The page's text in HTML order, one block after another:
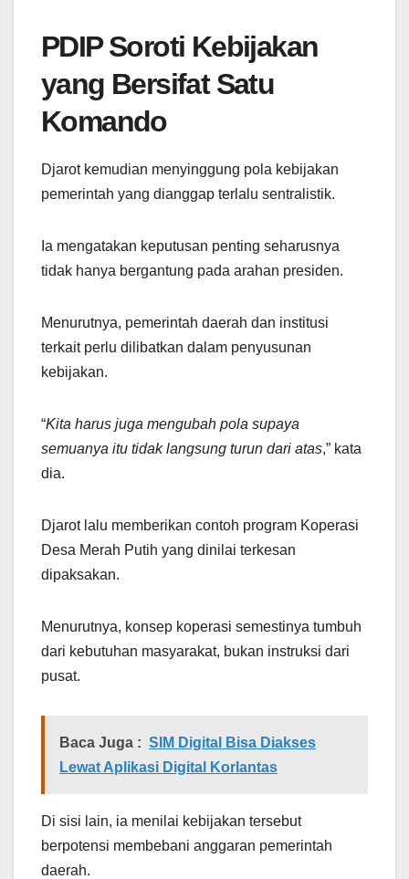
PDIP Soroti Kebijakan
yang Bersifat Satu
Komando
Djarot kemudian menyinggung pola kebijakan
pemerintah yang dianggap terlalu sentralistik.
Ia mengatakan keputusan penting seharusnya
tidak hanya bergantung pada arahan presiden.
Menurutnya, pemerintah daerah dan institusi
terkait perlu dilibatkan dalam penyusunan
kebijakan.
“Kita harus juga mengubah pola supaya
semuanya itu tidak langsung turun dari atas,” kata
dia.
Djarot lalu memberikan contoh program Koperasi
Desa Merah Putih yang dinilai terkesan
dipaksakan.
Menurutnya, konsep koperasi semestinya tumbuh
dari kebutuhan masyarakat, bukan instruksi dari
pusat.
Baca Juga : SIM Digital Bisa Diakses
Lewat Aplikasi Digital Korlantas
Di sisi lain, ia menilai kebijakan tersebut
berpotensi membebani anggaran pemerintah
daerah.